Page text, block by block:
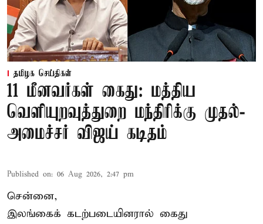
தமிழக செய்திகள்
11 மீனவர்கள் கைது: மத்திய
வெளியுறவுத்துறை மந்திரிக்கு முதல்-
அமைச்சர் விஜய் கடிதம்
Published on: 06 Aug 2026, 2:47 pm
சென்னை,
இலங்கைக் கடற்படையினரால் கைது